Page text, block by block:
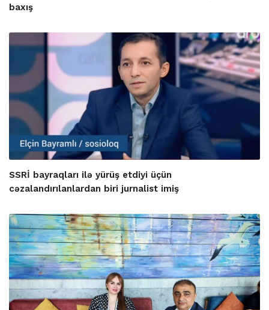
baxış
SSRİ bayraqları ilə yürüş etdiyi üçün
cəzalandırılanlardan biri jurnalist imiş